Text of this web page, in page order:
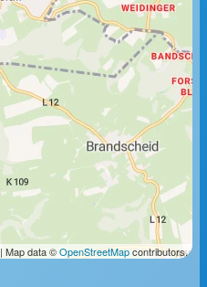
| Map data ©OpenStreetMapcontributors.